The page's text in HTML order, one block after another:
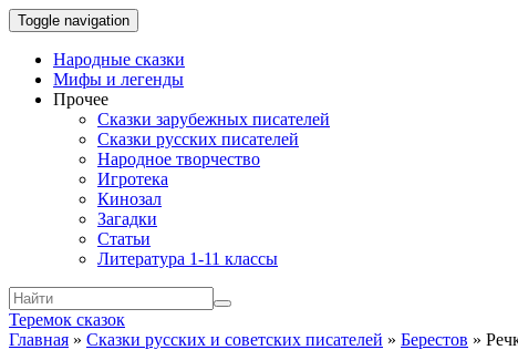
Toggle navigation
Народные сказки
Мифы и легенды
Прочее
Сказки зарубежных писателей
Сказки русских писателей
Народное творчество
Игротека
Кинозал
Загадки
Статьи
Литература 1-11 классы
Теремок сказок
Главная » Сказки русских и советских писателей » Берестов »